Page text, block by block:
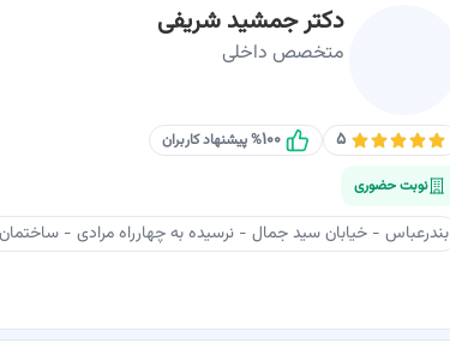
دکتر جمشید شریفی
متخصص داخلی
۵ ۱۰۰% پیشنهاد کاربران
نوبت حضوری
بندرعباس - خیابان سید جمال - نرسیده به چهارراه مرادی - ساختمان پزشکان